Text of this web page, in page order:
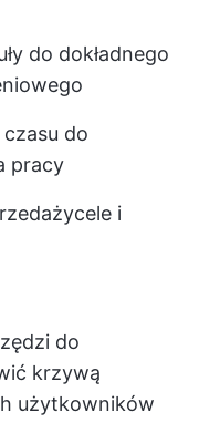
do dokładnego
do
pracy
cele i
do
krzywą
użytkowników